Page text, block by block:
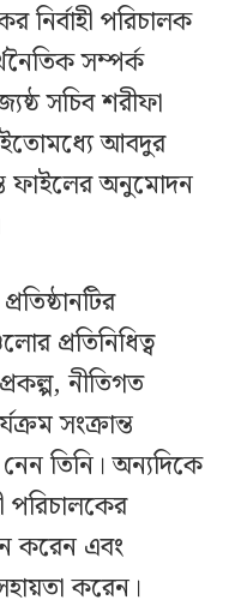
নির্বাহী পরিচালক
সম্পর্ক
সচিব শরীফা
ইতোমধ্যে আবদুর
ফাইলের অনুমোদন
প্রতিনিধিত্ব
নীতিগত
সংক্রান্ত
তিনি। অন্যদিকে
পরিচালকের
করেন এবং
করেন।